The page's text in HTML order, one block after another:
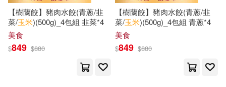
亞凰(7) 傑米．奧利佛(7)
北原雅紀(7)
千秋葉工作室(7)
西泠印社出版社(27)
農業部農糧署(27) 九歌(26)
【樹蘭餃】豬肉水餃(青蔥/韭
菜/玉米)(500g)_4包組 韭菜*4
美食
$849 $880
【樹蘭餃】豬肉水餃(青蔥/韭
菜/玉米)(500g)_4包組 青蔥*4
美食
$849 $880